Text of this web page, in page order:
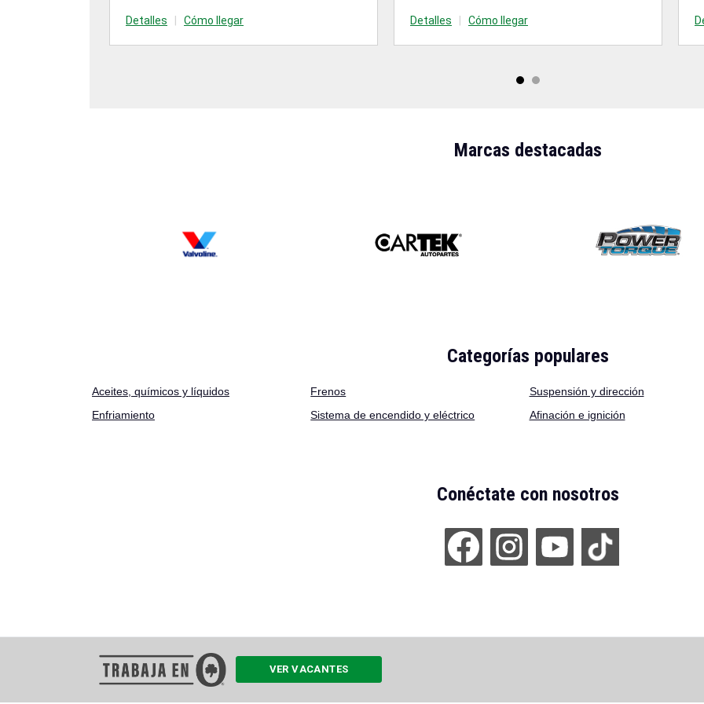
Detalles Cómo llegar Detalles Cómo llegar
Marcas destacadas
Categorías populares
Aceites químicos y líquidos Frenos Suspensión y dirección
Enfriamiento
Sistema de encendido y eléctrico Afinación e ignición
Conéctate con nosotros
VER VACANTES